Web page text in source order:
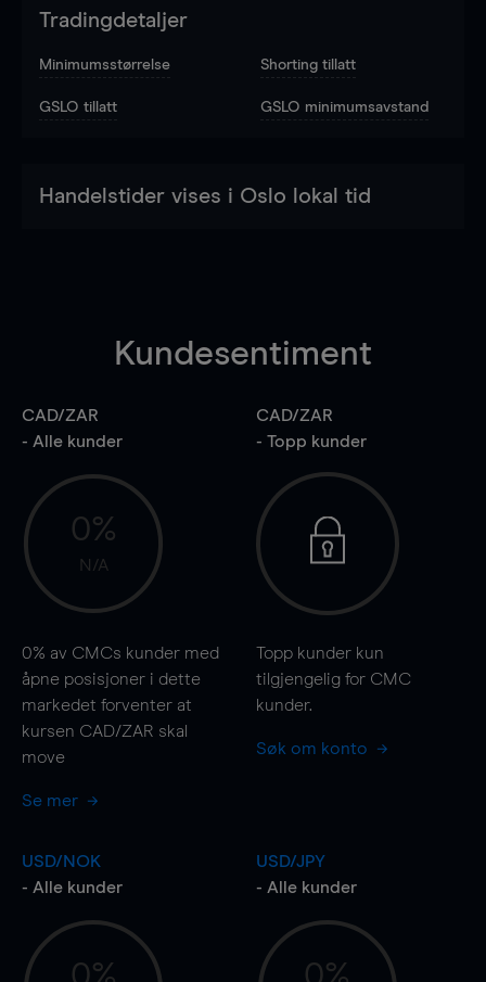
Tradingdetaljer
Minimumsstørrelse Shorting tillatt
GSLO tillatt GSLO minimumsavstand
Handelstider vises i Oslo lokal tid
Kundesentiment
CAD/ZAR
- Alle kunder
0%
N/A
0% av CMCs kunder med
åpne posisjoner i dette
markedet forventer at
kursen CAD/ZAR skal
move
Se mer
CAD/ZAR
- Topp kunder
Topp kunder kun
tilgjengelig for CMC
kunder.
Søk om konto
USD/NOK
- Alle kunder
USD/JPY
- Alle kunder